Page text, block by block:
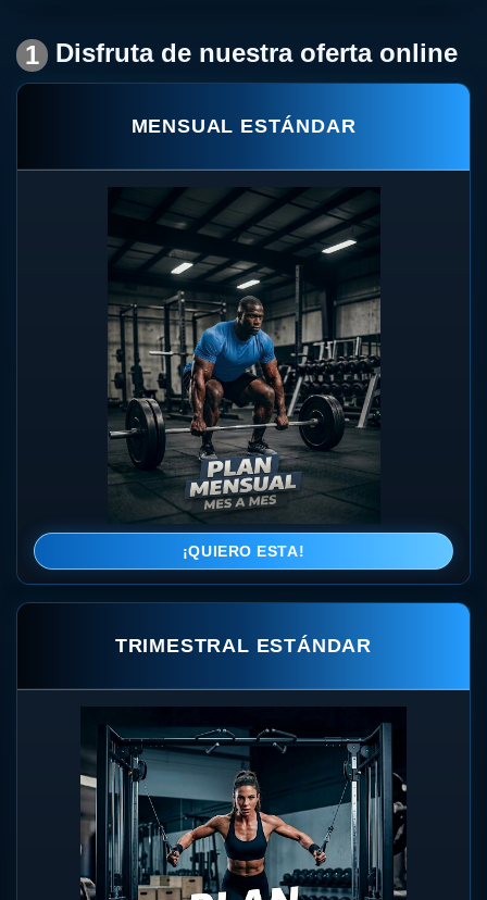
1 Disfruta de nuestra oferta online
MENSUAL ESTÁNDAR
¡QUIERO ESTA!
TRIMESTRAL ESTÁNDAR